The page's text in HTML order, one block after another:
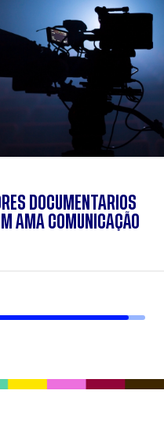
DOCUMENTÁRIOS
AMA COMUNICAÇÃO